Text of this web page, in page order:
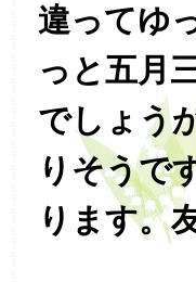
違ってゆ
っと五月
でしょう
りそうで
ります。